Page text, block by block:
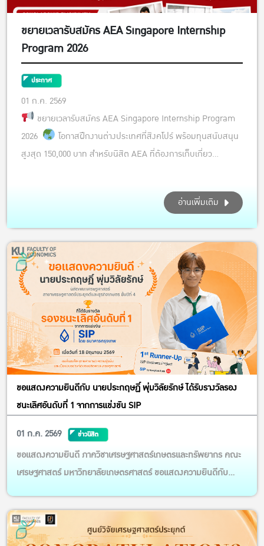
ขยายเวลารับสมัคร AEA Singapore Internship
Program 2026
ประกาศ
01 ก.ค. 2569
ขยายเวลารับสมัคร AEA Singapore Internship Program
2026
โอกาสฝึกงานต่างประเทศที่สิงคโปร์ พร้อมทุนสนับสนุน
สูงสุด 150,000 บาท สำหรับนิสิต AEA ที่ต้องการเก็บเกี่ยว
อังกฤษเพื่อเตรียมความพร้อมสู่โลกการทำงานจริง
ฝึกงาน ณ
อ่านเพิ่มเติม
ขอแสดงความยินดีกับ นายประกฤษฏิ์ พุ่มวิลัยรักษ์ ได้รับรางวัลรอง
ชนะเลิศอันดับที่ 1 จากการแข่งขัน SIP
01 ก.ค. 2569
ข่าวนิสิต
ขอแสดงความยินดี ภาควิชาเศรษฐศาสตร์เกษตรและทรัพยากร คณะ
เศรษฐศาสตร์ มหาวิทยาลัยเกษตรศาสตร์ ขอแสดงความยินดีกับ
เศรษฐศาสตร์ประยุกต์และธุรกิจเกษตร ชั้นปีที่ 4 ที่ได้รับรางวัลรองชนะ
เลิศอันดับที่ 1 จากการแข่งขัน SIP โดย ธนาคารกรุงเทพ เมื่อวันที่ 18